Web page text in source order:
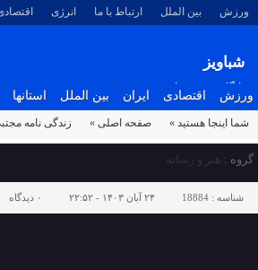
ورزش بین الملل ارتباط با ما انرژی
شباویز
پایگاه خبری شباویز
ورزش اقتصادی ایران بین الملل استانها
شما اینجا هستید » صفحه اصلی » زندگی نامه
گروه : هنر و رسانه
شناسه : 18884 ۲۴ آبان ۱۴۰۳ - ۲۲:۵۲ ۰ دیدگاه